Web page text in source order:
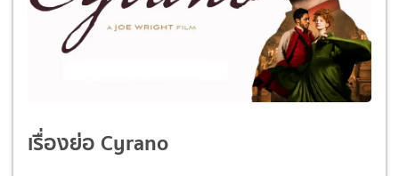
เรื่องย่อ Cyrano